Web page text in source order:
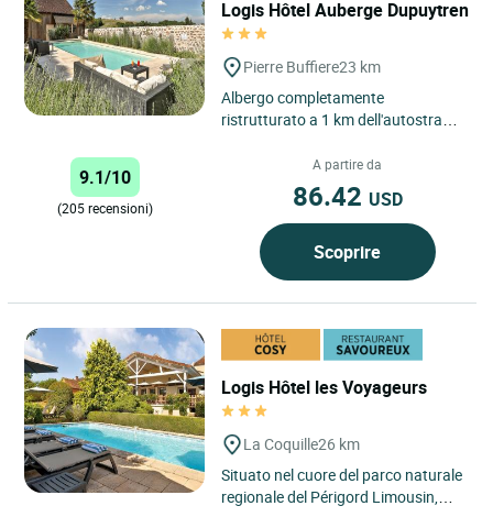
Logis Hôtel Auberge Dupuytren
Pierre Buffiere23 km
Albergo completamente
ristrutturato a 1 km dell'autostrada
cuore del villaggio di Pierre...
9.1/10
(205 recensioni)
A partire da
86.42 USD
Scoprire
Logis Hôtel les Voyageurs
La Coquille26 km
Situato nel cuore del parco naturale
regionale del Périgord Limousin,